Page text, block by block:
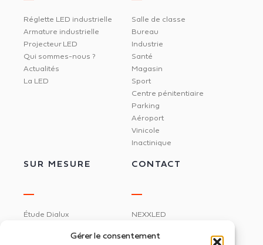
Gérer le consentement
Réglette LED industrielle
Armature industrielle
Projecteur LED
Qui sommes-nous ?
Actualités
La LED
Salle de classe
Bureau
Industrie
Santé
Magasin
Sport
Centre pénitentiaire
Parking
Aéroport
Vinicole
Inactinique
SUR MESURE
Étude Dialux
Gestion de l'éclairage
CONTACT
NEXXLED
395 rue Docteur Marmonnier